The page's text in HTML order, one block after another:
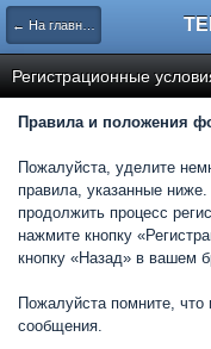
← На главную
Регистрационные
Правила и положения
Пожалуйста, уделите
правила, указанные
продолжить процесс
нажмите кнопку
кнопку «Назад» в вашем
Пожалуйста помните,
сообщения.